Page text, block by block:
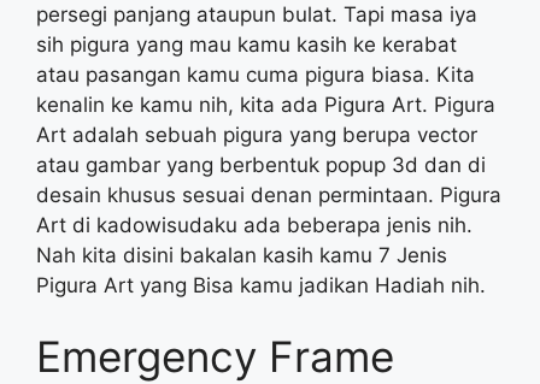
persegi panjang ataupun bulat. Tapi masa iya
sih pigura yang mau kamu kasih ke kerabat
atau pasangan kamu cuma pigura biasa. Kita
kenalin ke kamu nih, kita ada Pigura Art. Pigura
Art adalah sebuah pigura yang berupa vector
atau gambar yang berbentuk popup 3d dan di
desain khusus sesuai denan permintaan. Pigura
Art di kadowisudaku ada beberapa jenis nih.
Nah kita disini bakalan kasih kamu 7 Jenis
Pigura Art yang Bisa kamu jadikan Hadiah nih.
Emergency Frame